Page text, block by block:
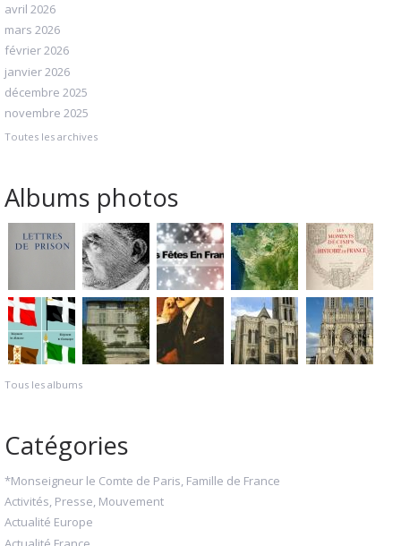
avril 2026
mars 2026
février 2026
janvier 2026
décembre 2025
novembre 2025
Toutes les archives
Albums photos
Tous les albums
Catégories
*Monseigneur le Comte de Paris, Famille de France
Activités, Presse, Mouvement
Actualité Europe